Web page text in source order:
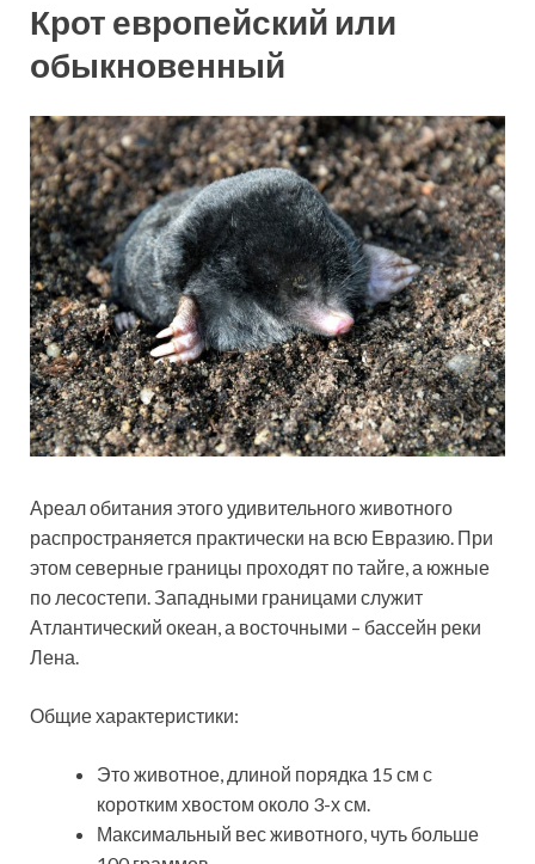
Крот европейский или
обыкновенный
Ареал обитания этого удивительного животного
распространяется практически на всю Евразию. При
этом северные границы проходят по тайге, а южные
по лесостепи. Западными границами служит
Атлантический океан, а восточными – бассейн реки
Лена.
Общие характеристики:
Это животное, длиной порядка 15 см с
коротким хвостом около 3-х см.
Максимальный вес животного, чуть больше